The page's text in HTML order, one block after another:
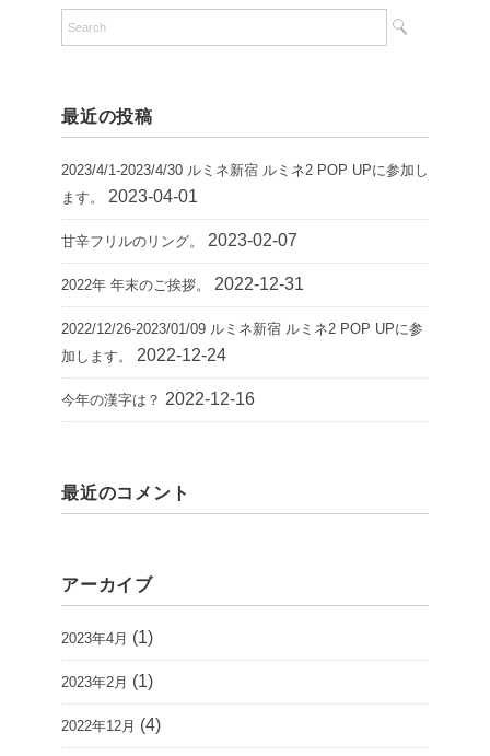
最近の投稿
2023/4/1-2023/4/30 ルミネ新宿 ルミネ2 POP UPに参加し
ます。
2023-04-01
甘辛フリルのリング。 2023-02-07
2022年 年末のご挨拶。 2022-12-31
2022/12/26-2023/01/09 ルミネ新宿 ルミネ2 POP UPに参
加します。
2022-12-24
今年の漢字は？ 2022-12-16
最近のコメント
アーカイブ
2023年4月 (1)
2023年2月 (1)
2022年12月 (4)